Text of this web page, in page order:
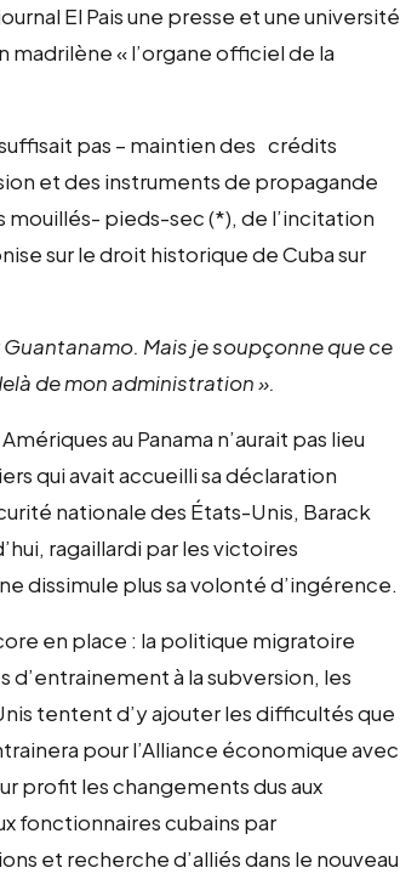
El Pais une presse et une université
madrilène « l’organe officiel de la
pas – maintien des crédits
et des instruments de propagande
pieds-sec (*), de l’incitation
sur le droit historique de Cuba sur
Mais je soupçonne que ce
de mon administration ».
au Panama n’aurait pas lieu
qui avait accueilli sa déclaration
nationale des États-Unis, Barack
ragaillardi par les victoires
dissimule plus sa volonté d’ingérence.
en place : la politique migratoire
à la subversion, les
tentent d’y ajouter les difficultés que
pour l’Alliance économique avec
profit les changements dus aux
fonctionnaires cubains par
et recherche d’alliés dans le nouveau